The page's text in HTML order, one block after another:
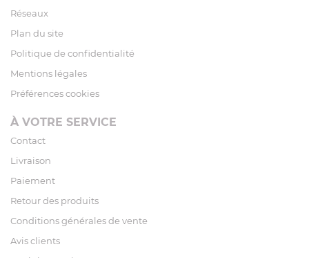
Réseaux
Plan du site
Politique de confidentialité
Mentions légales
Préférences cookies
À VOTRE SERVICE
Contact
Livraison
Paiement
Retour des produits
Conditions générales de vente
Avis clients